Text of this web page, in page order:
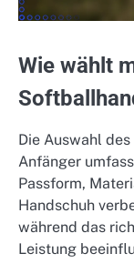
Wie wählt
Die Auswahl
Anfänger
Passform,
Handschuh
während das
Leistung